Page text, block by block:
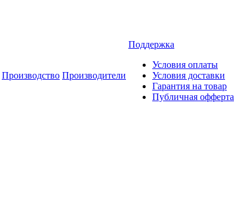
Производство Производители
Поддержка
Условия оплаты
Условия доставки
Гарантия на товар
Публичная офферта